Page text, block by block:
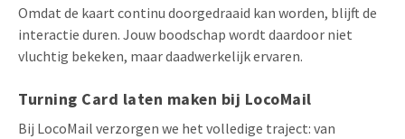
Omdat de kaart continu doorgedraaid kan worden, blijft de
interactie duren. Jouw boodschap wordt daardoor niet
vluchtig bekeken, maar daadwerkelijk ervaren.
Turning Card laten maken bij LocoMail
Bij LocoMail verzorgen we het volledige traject: van